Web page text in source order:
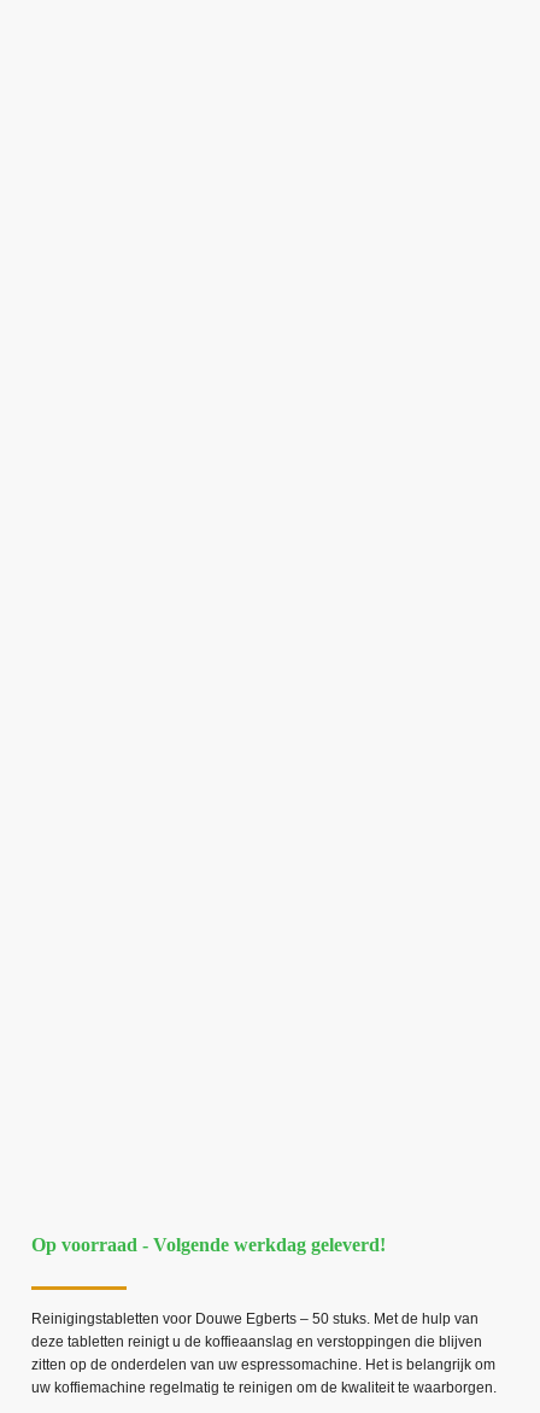
Op voorraad - Volgende werkdag geleverd!
Reinigingstabletten voor Douwe Egberts – 50 stuks. Met de hulp van
deze tabletten reinigt u de koffieaanslag en verstoppingen die blijven
zitten op de onderdelen van uw espressomachine. Het is belangrijk om
uw koffiemachine regelmatig te reinigen om de kwaliteit te waarborgen.